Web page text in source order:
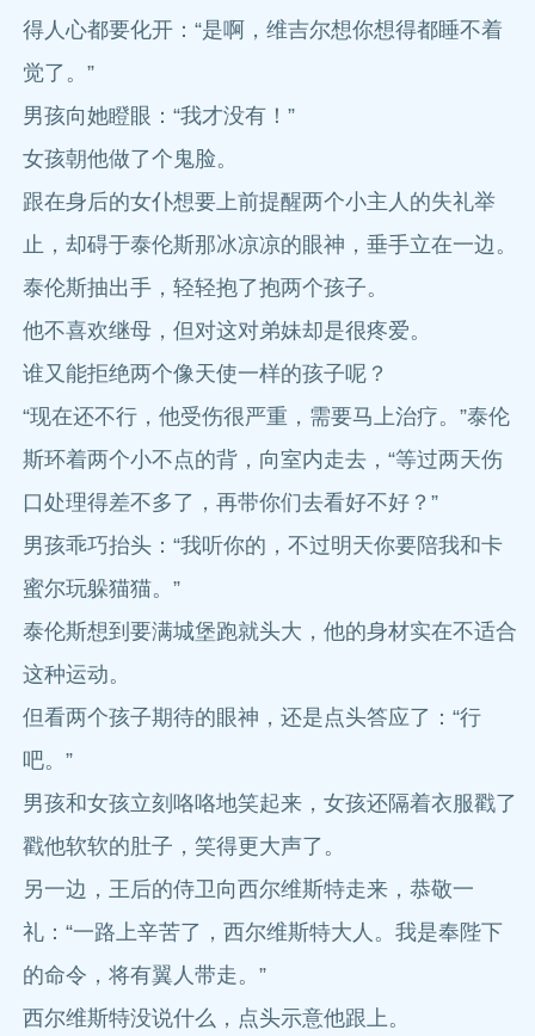
得人心都要化开：“是啊，维吉尔想你想得都睡不着
觉了。”
男孩向她瞪眼：“我才没有！”
女孩朝他做了个鬼脸。
跟在身后的女仆想要上前提醒两个小主人的失礼举
止，却碍于泰伦斯那冰凉凉的眼神，垂手立在一边。
泰伦斯抽出手，轻轻抱了抱两个孩子。
他不喜欢继母，但对这对弟妹却是很疼爱。
谁又能拒绝两个像天使一样的孩子呢？
“现在还不行，他受伤很严重，需要马上治疗。”泰伦
斯环着两个小不点的背，向室内走去，“等过两天伤
口处理得差不多了，再带你们去看好不好？”
男孩乖巧抬头：“我听你的，不过明天你要陪我和卡
蜜尔玩躲猫猫。”
泰伦斯想到要满城堡跑就头大，他的身材实在不适合
这种运动。
但看两个孩子期待的眼神，还是点头答应了：“行
吧。”
男孩和女孩立刻咯咯地笑起来，女孩还隔着衣服戳了
戳他软软的肚子，笑得更大声了。
另一边，王后的侍卫向西尔维斯特走来，恭敬一
礼：“一路上辛苦了，西尔维斯特大人。我是奉陛下
的命令，将有翼人带走。”
西尔维斯特没说什么，点头示意他跟上。